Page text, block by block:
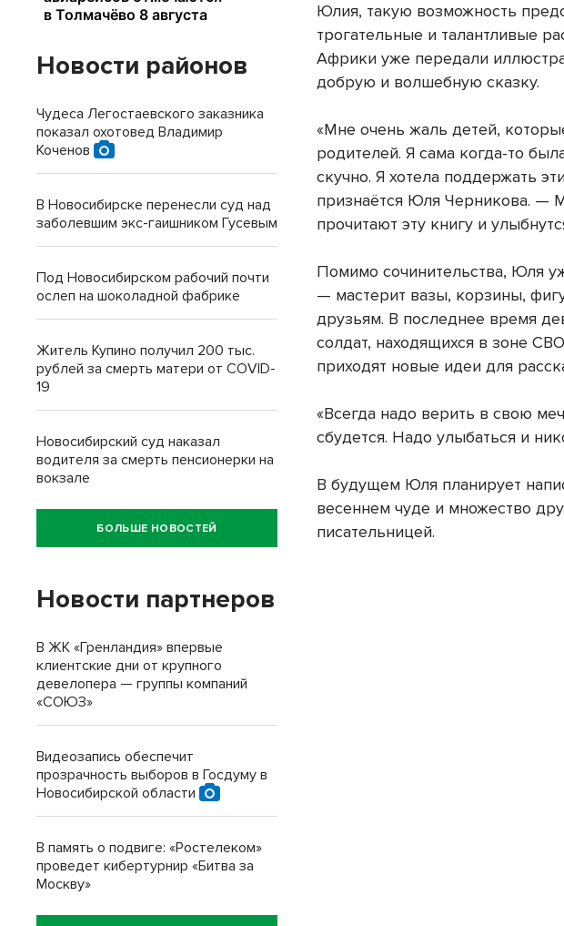
Юлия, такую возможность
трогательные и талантливые
Африки уже передали
добрую и волшебную сказку.
«Мне очень жаль детей,
родителей. Я сама когда-то
скучно. Я хотела поддержать
признаётся Юля Черникова. —
прочитают эту книгу и
Помимо сочинительства, Юля
— мастерит вазы, корзины,
друзьям. В последнее время
солдат, находящихся в зоне
приходят новые идеи для
«Всегда надо верить в свою
сбудется. Надо улыбаться и
В будущем Юля планирует
весеннем чуде и множество
писательницей.
Новости районов
Чудеса Легостаевского заказника
показал охотовед Владимир
Коченов
В Новосибирске перенесли суд над
заболевшим экс-гаишником Гусевым
Под Новосибирском рабочий почти
ослеп на шоколадной фабрике
Житель Купино получил 200 тыс.
рублей за смерть матери от COVID-
19
Новосибирский суд наказал
водителя за смерть пенсионерки на
вокзале
БОЛЬШЕ НОВОСТЕЙ
Новости партнеров
В ЖК «Гренландия» впервые
клиентские дни от крупного
девелопера — группы компаний
«СОЮЗ»
Видеозапись обеспечит
прозрачность выборов в Госдуму в
Новосибирской области
В память о подвиге: «Ростелеком»
проведет кибертурнир «Битва за
Москву»